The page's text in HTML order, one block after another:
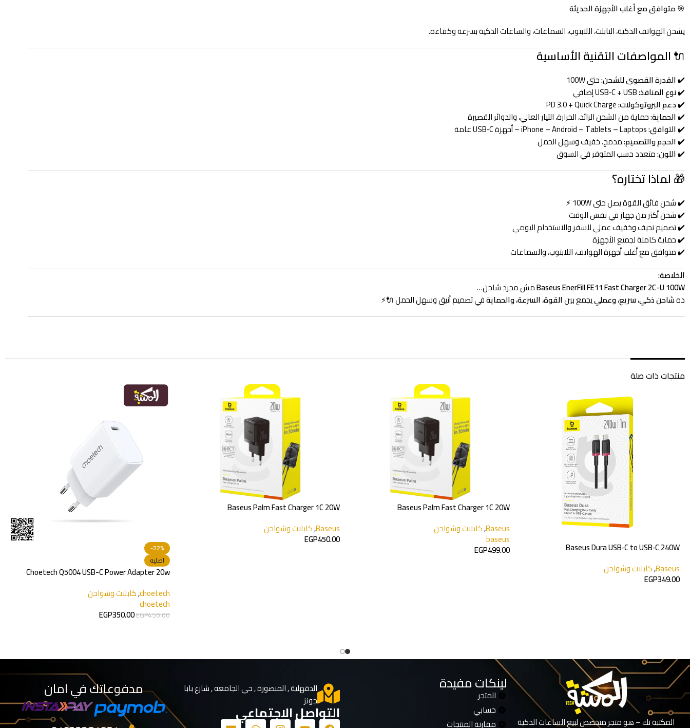
🎯متوافق مع أغلب الأجهزة الحديثة
يشحن الهواتف الذكية، التابلت، اللابتوب، السماعات، والساعات الذكية بسرعة وكفاءة.
🔌المواصفات التقنية الأساسية
✔️القدرة القصوى للشحن:حتى 100W
✔️نوع المنافذ:
✔️دعم البروتوكولات:
✔️الحماية:حماية من الشحن الزائد، الحرارة، التيار العالي، والدوائر القصيرة
✔️التوافق:
✔️الحجم والتصميم:مدمج، خفيف وسهل الحمل
✔️اللون:متعدد حسب المتوفر في السوق
🎁لماذا تختاره؟
✔️ شحن فائق القوة يصل حتى 100W ⚡
✔️ شحن أكثر من جهاز في نفس الوقت
✔️ تصميم نحيف وخفيف عملي للسفر والاستخدام اليومي
✔️ حماية كاملة لجميع الأجهزة
✔️ متوافق مع أغلب أجهزة الهواتف، اللابتوب، والسماعات
الخلاصة:
Baseus EnerFill FE11 Fast Charger 2C-U 100Wمش مجرد شاحن…
دهشاحن ذكي، سريع، وعملييجمع بينالقوة، السرعة، والحمايةفي تصميم أنيق وسهل الحمل 🔌⚡
منتجات ذات صلة
Baseus Palm Fast Charger 1C 20W
كابلات وشواحن
EGP499.00
Baseus Palm Fast Charger 1C 20W
Baseus
,كابلات وشواحن
450.00
-27%
joyroom fast charger 30w PD
كابلات وشواحن
550.00
399.00
المكتبة تك – هو متجر متخصص لبيع الساعات الذكية
لينكات مفيدة
المتجر
حسابي
مقارنة المنتجات
الدقهلية , المنصورة , حي الجامعه , شارع بابا
جونز
التواصل الاجتماعي
مدفوعاتك في امان